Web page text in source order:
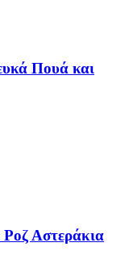
Πουά και
Αστεράκια